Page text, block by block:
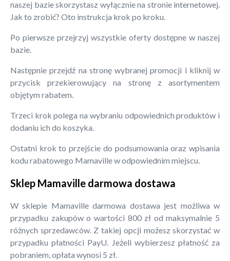
naszej bazie skorzystasz wyłącznie na stronie internetowej.
Jak to zrobić? Oto instrukcja krok po kroku.
Po pierwsze przejrzyj wszystkie oferty dostępne w naszej
bazie.
Następnie przejdź na stronę wybranej promocji i kliknij w
przycisk przekierowujący na stronę z asortymentem
objętym rabatem.
Trzeci krok polega na wybraniu odpowiednich produktów i
dodaniu ich do koszyka.
Ostatni krok to przejście do podsumowania oraz wpisania
kodu rabatowego Mamaville w odpowiednim miejscu.
Sklep Mamaville darmowa dostawa
W sklepie Mamaville darmowa dostawa jest możliwa w
przypadku zakupów o wartości 800 zł od maksymalnie 5
różnych sprzedawców. Z takiej opcji możesz skorzystać w
przypadku płatności PayU. Jeżeli wybierzesz płatność za
pobraniem, opłata wynosi 5 zł.